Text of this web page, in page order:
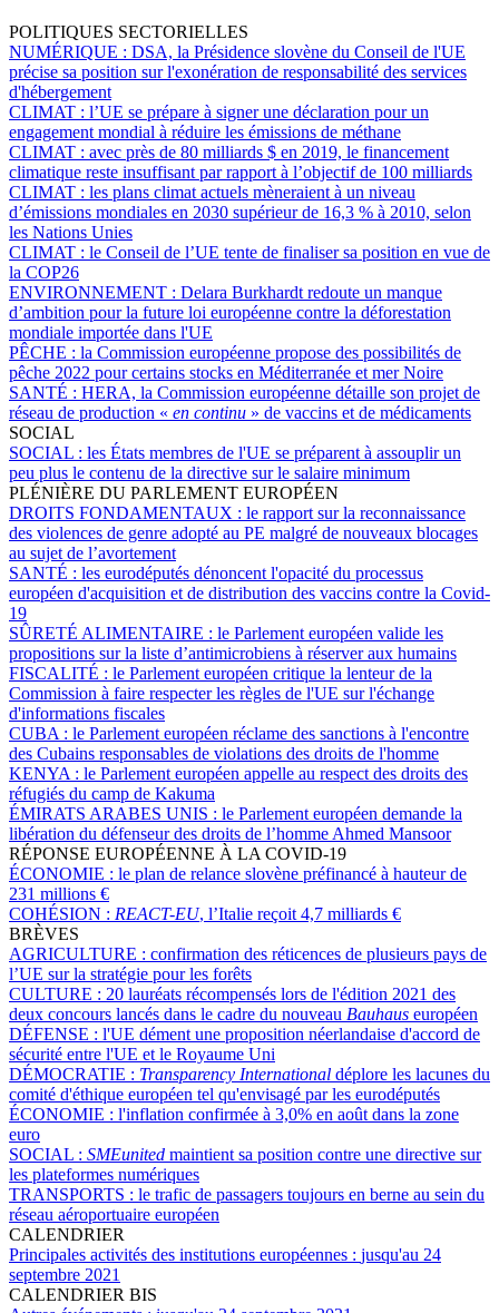
POLITIQUES SECTORIELLES
NUMÉRIQUE : DSA, la Présidence slovène du Conseil de l'UE
précise sa position sur l'exonération de responsabilité des services
d'hébergement
CLIMAT : l’UE se prépare à signer une déclaration pour un
engagement mondial à réduire les émissions de méthane
CLIMAT : avec près de 80 milliards $ en 2019, le financement
climatique reste insuffisant par rapport à l’objectif de 100 milliards
CLIMAT : les plans climat actuels mèneraient à un niveau
d’émissions mondiales en 2030 supérieur de 16,3 % à 2010, selon
les Nations Unies
CLIMAT : le Conseil de l’UE tente de finaliser sa position en vue de
la COP26
ENVIRONNEMENT : Delara Burkhardt redoute un manque
d’ambition pour la future loi européenne contre la déforestation
mondiale importée dans l'UE
PÊCHE : la Commission européenne propose des possibilités de
pêche 2022 pour certains stocks en Méditerranée et mer Noire
SANTÉ : HERA, la Commission européenne détaille son projet de
réseau de production « en continu » de vaccins et de médicaments
SOCIAL
SOCIAL : les États membres de l'UE se préparent à assouplir un
peu plus le contenu de la directive sur le salaire minimum
PLÉNIÈRE DU PARLEMENT EUROPÉEN
DROITS FONDAMENTAUX : le rapport sur la reconnaissance
des violences de genre adopté au PE malgré de nouveaux blocages
au sujet de l’avortement
SANTÉ : les eurodéputés dénoncent l'opacité du processus
européen d'acquisition et de distribution des vaccins contre la Covid-
19
SÛRETÉ ALIMENTAIRE : le Parlement européen valide les
propositions sur la liste d’antimicrobiens à réserver aux humains
FISCALITÉ : le Parlement européen critique la lenteur de la
Commission à faire respecter les règles de l'UE sur l'échange
d'informations fiscales
CUBA : le Parlement européen réclame des sanctions à l'encontre
des Cubains responsables de violations des droits de l'homme
KENYA : le Parlement européen appelle au respect des droits des
réfugiés du camp de Kakuma
ÉMIRATS ARABES UNIS : le Parlement européen demande la
libération du défenseur des droits de l’homme Ahmed Mansoor
RÉPONSE EUROPÉENNE À LA COVID-19
ÉCONOMIE : le plan de relance slovène préfinancé à hauteur de
231 millions €
COHÉSION : REACT-EU, l’Italie reçoit 4,7 milliards €
BRÈVES
AGRICULTURE : confirmation des réticences de plusieurs pays de
l’UE sur la stratégie pour les forêts
CULTURE : 20 lauréats récompensés lors de l'édition 2021 des
deux concours lancés dans le cadre du nouveau Bauhaus européen
DÉFENSE : l'UE dément une proposition néerlandaise d'accord de
sécurité entre l'UE et le Royaume Uni
DÉMOCRATIE : Transparency International déplore les lacunes du
comité d'éthique européen tel qu'envisagé par les eurodéputés
ÉCONOMIE : l'inflation confirmée à 3,0% en août dans la zone
euro
SOCIAL : SMEunited maintient sa position contre une directive sur
les plateformes numériques
TRANSPORTS : le trafic de passagers toujours en berne au sein du
réseau aéroportuaire européen
CALENDRIER
Principales activités des institutions européennes : jusqu'au 24
septembre 2021
CALENDRIER BIS